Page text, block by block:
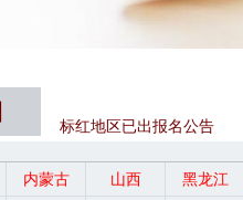
标红地区已出报名公告
内蒙古 山西 黑龙江